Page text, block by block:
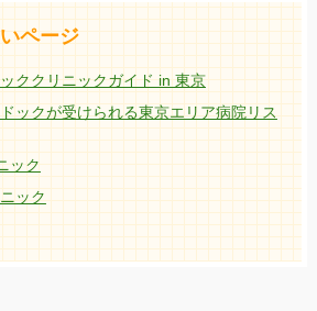
ページ
ククリニックガイド in 東京
ックが受けられる東京エリア病院リス
ック
ック